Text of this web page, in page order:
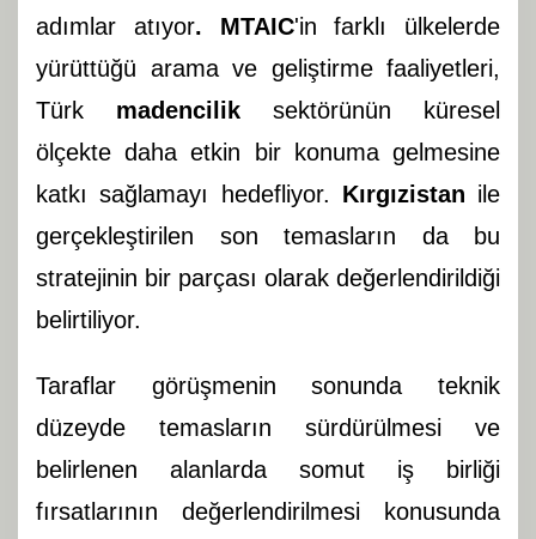
adımlar atıyor. MTAIC'in farklı ülkelerde
yürüttüğü arama ve geliştirme faaliyetleri,
Türk madencilik sektörünün küresel
ölçekte daha etkin bir konuma gelmesine
katkı sağlamayı hedefliyor. Kırgızistan ile
gerçekleştirilen son temasların da bu
stratejinin bir parçası olarak değerlendirildiği
belirtiliyor.
Taraflar görüşmenin sonunda teknik
düzeyde temasların sürdürülmesi ve
belirlenen alanlarda somut iş birliği
fırsatlarının değerlendirilmesi konusunda